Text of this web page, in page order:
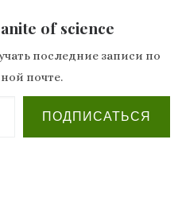
of science
последние записи по
почте.
почты…
ПОДПИСАТЬСЯ